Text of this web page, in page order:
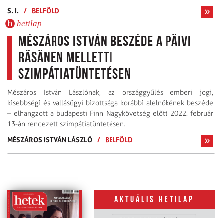
S. I. / BELFÖLD
hetilap
Mészáros István beszéde a Päivi
Räsänen melletti
szimpátiatüntetésen
Mészáros István Lászlónak, az országgyűlés emberi jogi,
kisebbségi és vallásügyi bizottsága korábbi alelnökének beszéde
– elhang­zott a budapesti Finn Nagykövet­ség előtt 2022. február
13-án rendezett szim­pátiatünte­tésen.
MÉSZÁROS ISTVÁN LÁSZLÓ / BELFÖLD
Aktuális hetilap